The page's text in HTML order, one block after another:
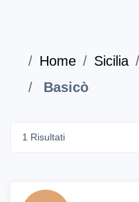
Home Sicilia
Basicò
1 Risultati